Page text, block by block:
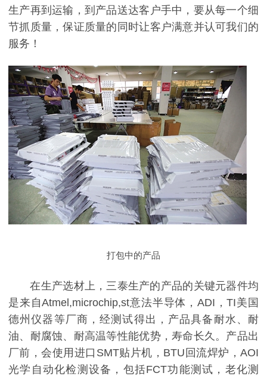
生产再到运输，到产品送达客户手中，要从每一个细
节抓质量，保证质量的同时让客户满意并认可我们的
服务！
打包中的产品
在生产选材上，三泰生产的产品的关键元器件均
是来自Atmel,microchip,st意法半导体，ADI，TI美国
德州仪器等厂商，经测试得出，产品具备耐水、耐
油、耐腐蚀、耐高温等性能优势，寿命长久。产品出
厂前，会使用进口SMT贴片机，BTU回流焊炉，AOI
光学自动化检测设备，包括FCT功能测试，老化测